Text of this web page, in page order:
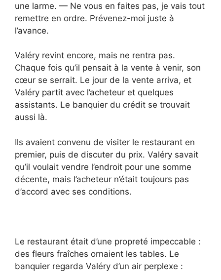
une larme. — Ne vous en faites pas, je vais tout
remettre en ordre. Prévenez-moi juste à
l’avance.
Valéry revint encore, mais ne rentra pas.
Chaque fois qu’il pensait à la vente à venir, son
cœur se serrait. Le jour de la vente arriva, et
Valéry partit avec l’acheteur et quelques
assistants. Le banquier du crédit se trouvait
aussi là.
Ils avaient convenu de visiter le restaurant en
premier, puis de discuter du prix. Valéry savait
qu’il voulait vendre l’endroit pour une somme
décente, mais l’acheteur n’était toujours pas
d’accord avec ses conditions.
Le restaurant était d’une propreté impeccable :
des fleurs fraîches ornaient les tables. Le
banquier regarda Valéry d’un air perplexe :